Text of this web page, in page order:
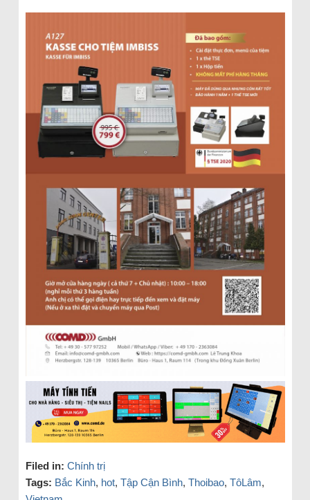
Filed in: Chính trị
Tags: Bắc Kinh, hot, Tập Cận Bình, Thoibao, TôLâm,